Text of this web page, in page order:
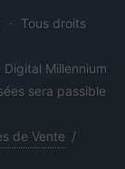
·
Tous droits
Millennium
sera passible
de Vente /